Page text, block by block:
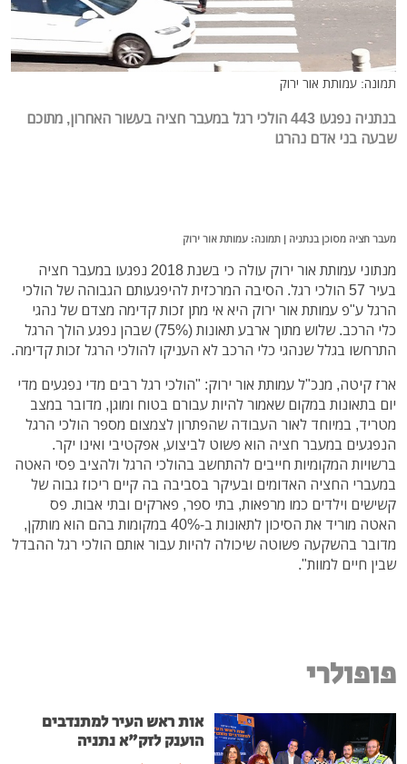
תמונה: עמותת אור ירוק
בנתניה נפגעו 443 הולכי רגל במעבר חציה בעשור האחרון, מתוכם
שבעה בני אדם נהרגו
מעבר חציה מסוכן בנתניה | תמונה: עמותת אור ירוק
מנתוני עמותת אור ירוק עולה כי בשנת 2018 נפגעו במעבר חציה
בעיר 57 הולכי רגל. הסיבה המרכזית להיפגעותם הגבוהה של הולכי
הרגל ע"פ עמותת אור ירוק היא אי מתן זכות קדימה מצדם של נהגי
כלי הרכב. שלוש מתוך ארבע תאונות (75%) שבהן נפגע הולך הרגל
התרחשו בגלל שנהגי כלי הרכב לא העניקו להולכי הרגל זכות קדימה.
ארז קיטה, מנכ"ל עמותת אור ירוק: "הולכי רגל רבים מדי נפגעים מדי
יום בתאונות במקום שאמור להיות עבורם בטוח ומוגן, מדובר במצב
מטריד, במיוחד לאור העבודה שהפתרון לצמצום מספר הולכי הרגל
הנפגעים במעבר חציה הוא פשוט לביצוע, אפקטיבי ואינו יקר.
ברשויות המקומיות חייבים להתחשב בהולכי הרגל ולהציב פסי האטה
במעברי החציה האדומים ובעיקר בסביבה בה קיים ריכוז גבוה של
קשישים וילדים כמו מרפאות, בתי ספר, פארקים ובתי אבות. פס
האטה מוריד את הסיכון לתאונות ב-40% במקומות בהם הוא מותקן,
מדובר בהשקעה פשוטה שיכולה להיות עבור אותם הולכי רגל ההבדל
שבין חיים למוות".
פופולרי
אות ראש העיר למתנדבים
הוענק לזק"א נתניה